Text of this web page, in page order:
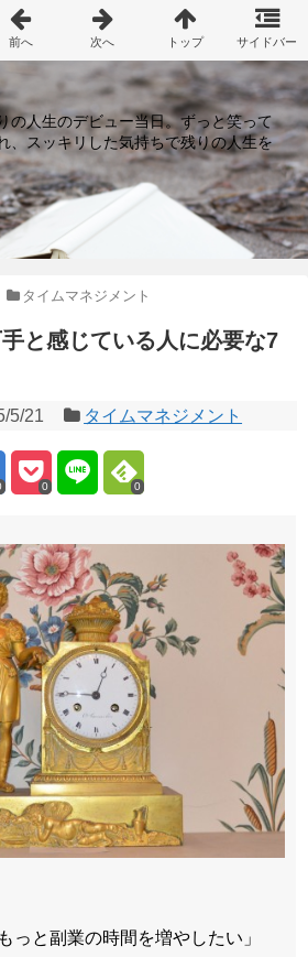
の人生のデビュー当日。ずっと笑って
、スッキリした気持ちで残りの人生を
タイムマネジメント
と感じている人に必要な7
5/21 タイムマネジメント
0 0
っと副業の時間を増やしたい」